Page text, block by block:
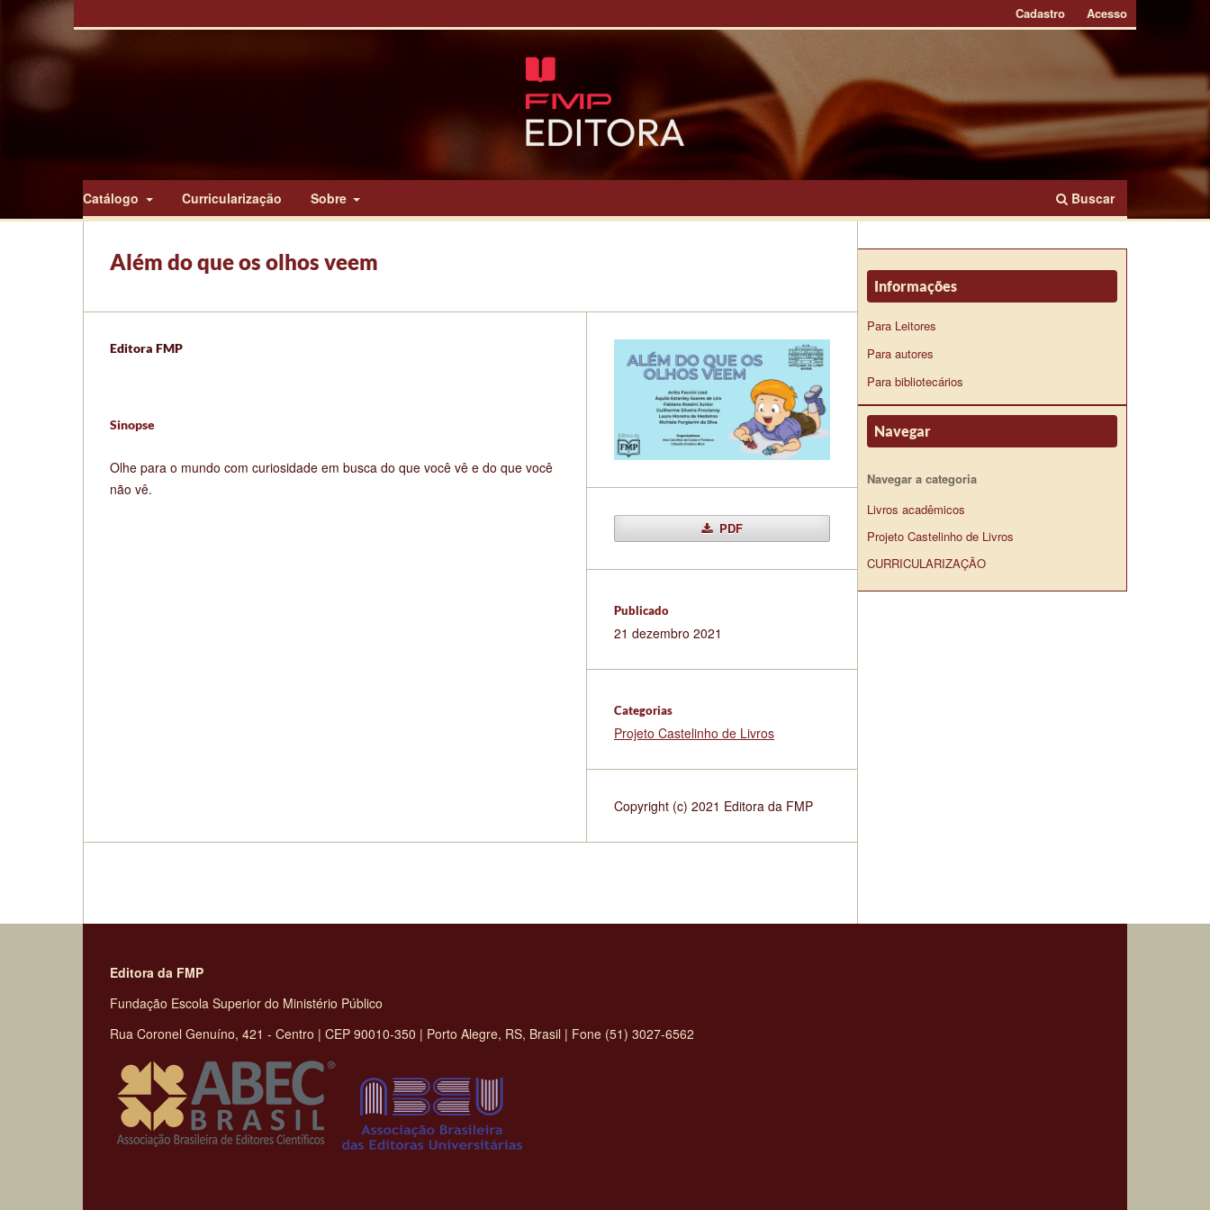
Catálogo Curricularização Sobre Buscar
Cadastro Acesso
Além do que os olhos veem
Editora FMP
Sinopse
Olhe para o mundo com curiosidade em busca do que você vê e do que você
não vê.
PDF
Publicado
21 dezembro 2021
Categorias
Projeto Castelinho de Livros
Copyright (c) 2021 Editora da FMP
Informações
Para Leitores
Para autores
Para bibliotecários
Navegar
Navegar a categoria
Livros acadêmicos
Projeto Castelinho de Livros
CURRICULARIZAÇÃO
Editora da FMP
Fundação Escola Superior do Ministério Público
Rua Coronel Genuíno, 421 - Centro | CEP 90010-350 | Porto Alegre, RS, Brasil | Fone (51) 3027-6562